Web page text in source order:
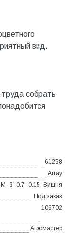
вид.
труда собрать
61258
Array
Под заказ
106702
Агромастер